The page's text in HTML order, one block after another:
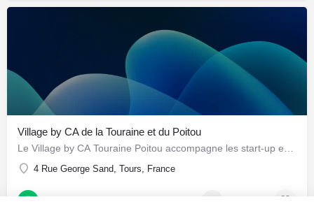
Village by CA de la Touraine et du Poitou
4 Rue George Sand, Tours, France